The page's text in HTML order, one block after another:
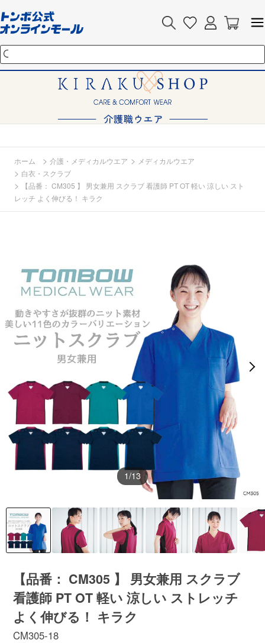
ホーム > 介護・メディカルウエア > メディカルウエア
> 白衣・スクラブ
>
【品番： CM305 】 男女兼用 スクラブ 看護師 PT OT 軽い 涼しい スト
レッチ よく伸びる！ キラク
1/13
【品番： CM305 】 男女兼用 スクラブ
看護師 PT OT 軽い 涼しい ストレッチ
よく伸びる！ キラク
CM305-18